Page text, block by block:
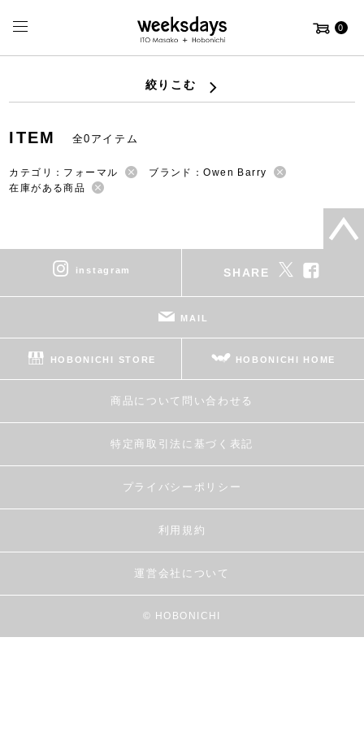
0
絞りこむ
ITEM 全0アイテム
カテゴリ：フォーマル
ブランド：Owen Barry
在庫がある商品
instagram SHARE
MAIL
HOBONICHI STORE HOBONICHI HOME
商品について問い合わせる
特定商取引法に基づく表記
プライバシーポリシー
利用規約
運営会社について
© HOBONICHI